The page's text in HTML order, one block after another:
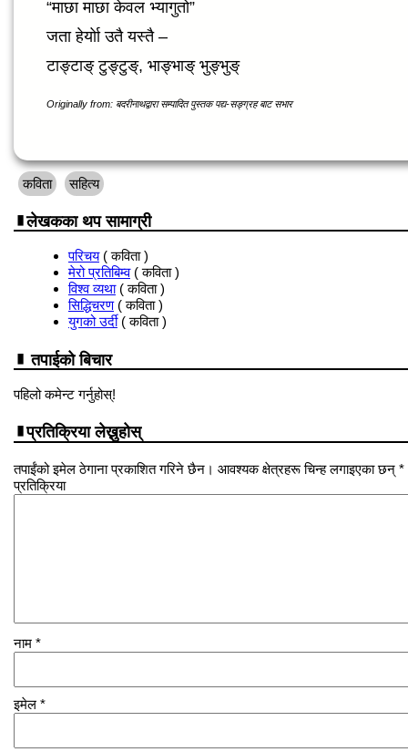
“माछा माछा केवल भ्यागुतो”
जता हेर्योा उतै यस्तै –
टाङ्टाङ् टुङ्टुङ्, भाङ्भाङ् भुङ्भुङ्
Originally from: बदरीनाथद्वारा सम्पादित पुस्तक पद्य-सङ्ग्रह बाट सभार
कविता सहित्य
लेखकका थप सामाग्री
परिचय( कविता )
मेरो प्रतिबिम्व( कविता )
विश्व व्यथा( कविता )
सिद्धिचरण( कविता )
युगको उर्दी( कविता )
तपाईको बिचार
पहिलो कमेन्ट गर्नुहोस्!
प्रतिक्रिया लेख्नुहोस्
तपाईंको इमेल ठेगाना प्रकाशित गरिने छैन। आवश्यक क्षेत्रहरू चिन्ह लगाइएका छन् *
प्रतिक्रिया
नाम *
इमेल *